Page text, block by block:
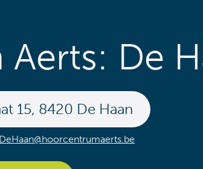
De
15, 8420 De Haan
DeHaan@hoorcentrumaerts.be